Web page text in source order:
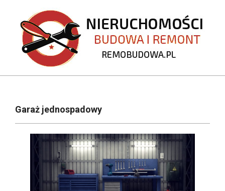
content
REMOBUDOWA.PL
NavigationGaraż jednospadowy